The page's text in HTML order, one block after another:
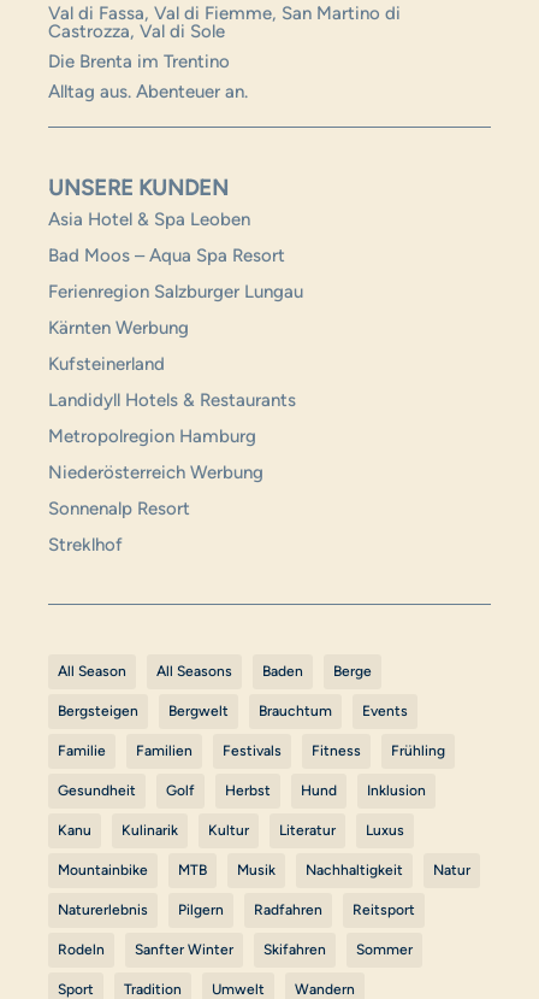
Val di Fassa, Val di Fiemme, San Martino di
Castrozza, Val di Sole
Die Brenta im Trentino
Alltag aus. Abenteuer an.
UNSERE KUNDEN
Asia Hotel & Spa Leoben
Bad Moos –Aqua Spa Resort
Ferienregion Salzburger Lungau
Kärnten Werbung
Kufsteinerland
Landidyll Hotels & Restaurants
Metropolregion Hamburg
Niederösterreich Werbung
Sonnenalp Resort
Streklhof
All Season All Seasons Baden Berge
Bergsteigen Bergwelt Brauchtum Events
Familie Familien Festivals Fitness Frühling
Gesundheit Golf Herbst Hund Inklusion
Kanu Kulinarik Kultur Literatur Luxus
Mountainbike MTB Musik Nachhaltigkeit Natur
Naturerlebnis Pilgern Radfahren Reitsport
Rodeln Sanfter Winter Skifahren Sommer
Sport Tradition Umwelt Wandern